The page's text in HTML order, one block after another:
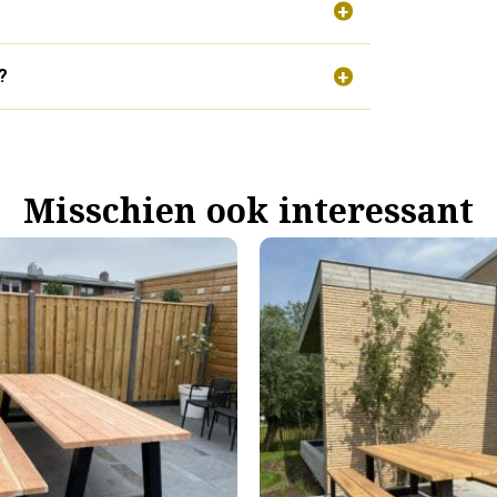
Misschien ook interessant